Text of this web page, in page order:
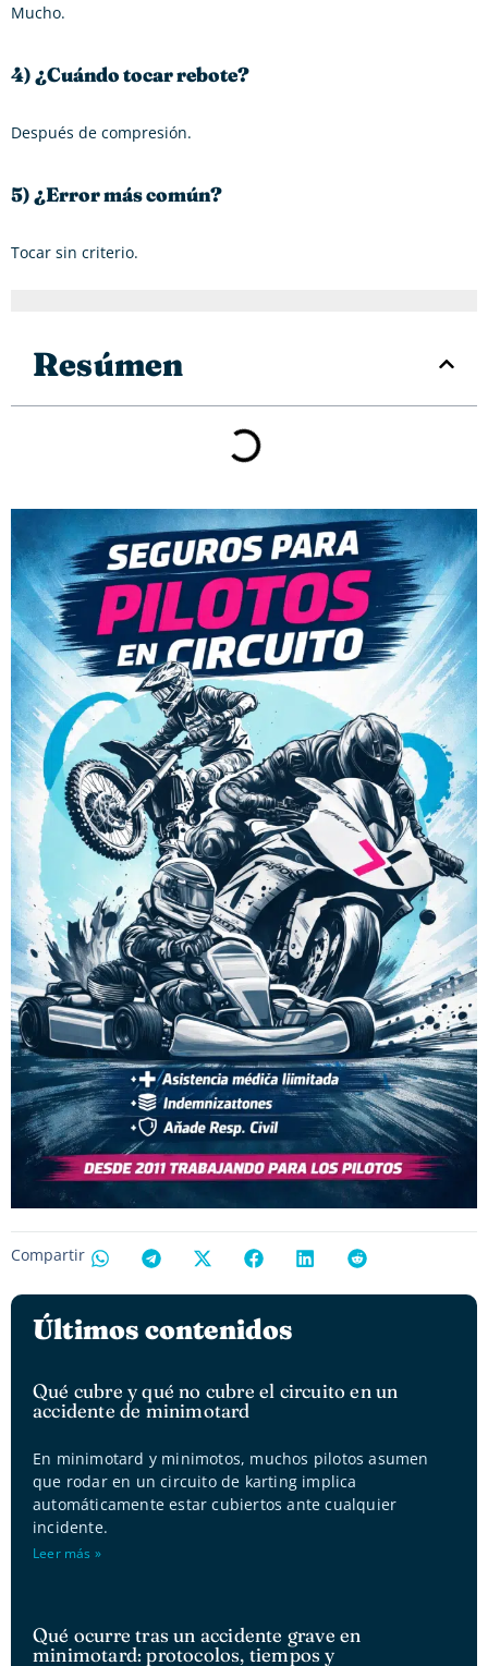
Mucho.
4) ¿Cuándo tocar rebote?
Después de compresión.
5) ¿Error más común?
Tocar sin criterio.
Resúmen
Compartir
Últimos contenidos
Qué cubre y qué no cubre el circuito en un
accidente de minimotard
En minimotard y minimotos, muchos pilotos asumen
que rodar en un circuito de karting implica
automáticamente estar cubiertos ante cualquier
incidente.
Leer más »
Qué ocurre tras un accidente grave en
minimotard: protocolos, tiempos y